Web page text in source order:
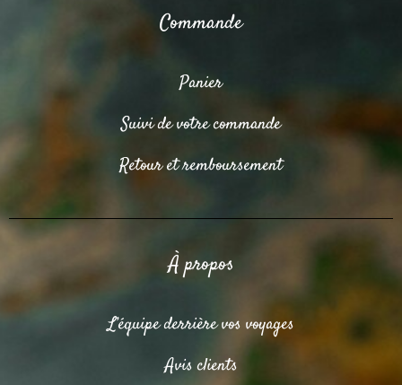
Commande
Panier
Suivi de votre commande
Retour et remboursement
À propos
L’équipe derrière vos voyages
Avis clients